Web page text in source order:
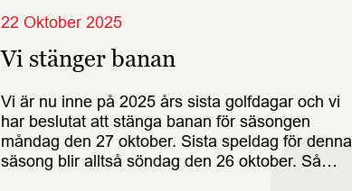
22 Oktober 2025
Vi stänger banan
Vi är nu inne på 2025 års sista golfdagar och vi
har beslutat att stänga banan för säsongen
måndag den 27 oktober. Sista speldag för denna
säsong blir alltså söndag den 26 oktober. Så